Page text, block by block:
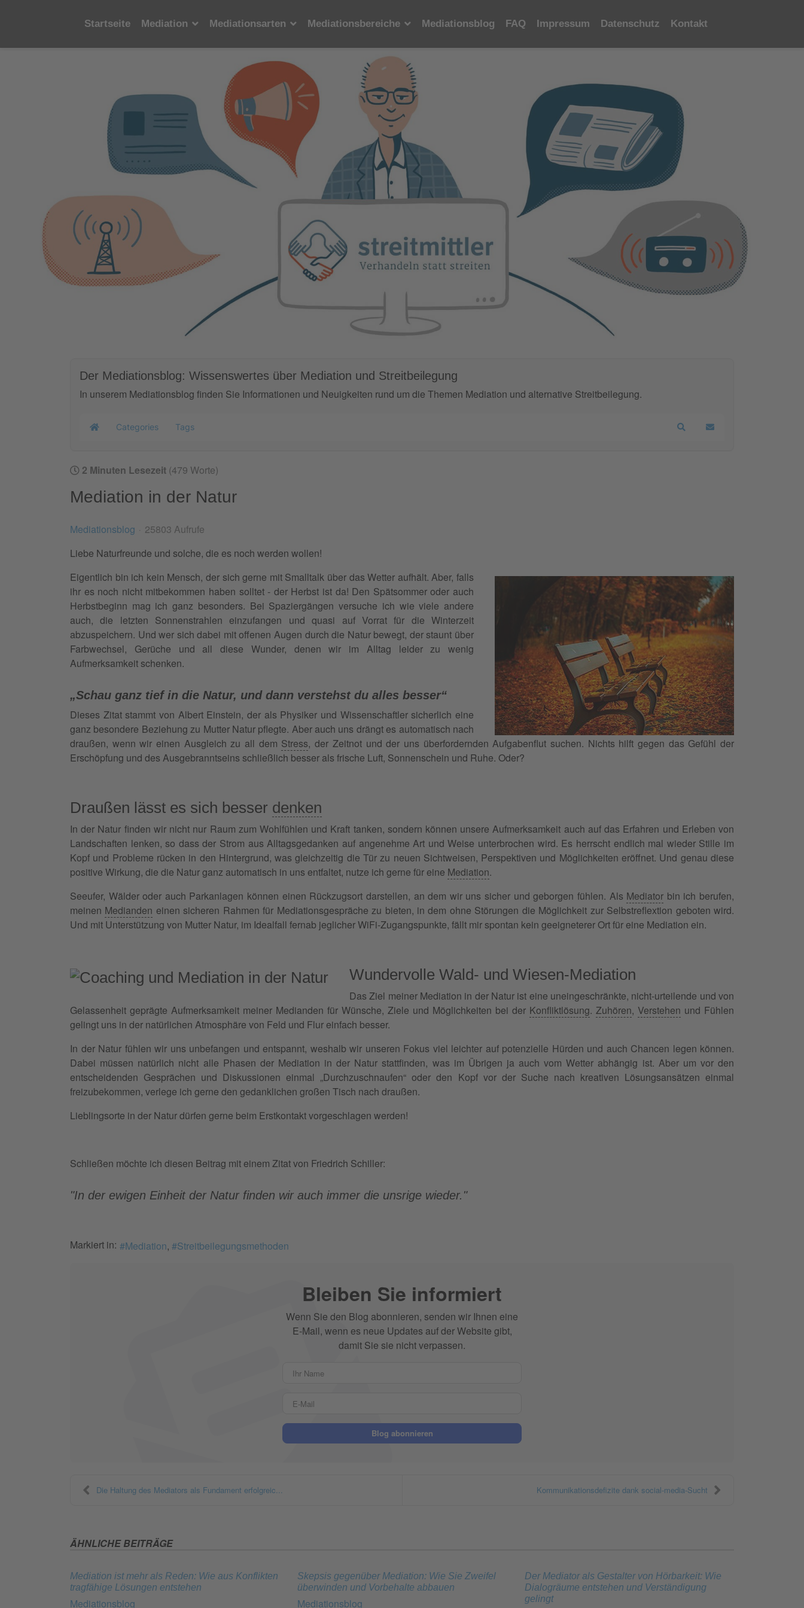
Startseite Mediation Mediationsarten Mediationsbereiche Mediationsblog FAQ Impressum Datenschutz Kontakt
Der Mediationsblog: Wissenswertes über Mediation und Streitbeilegung
In unserem Mediationsblog finden Sie Informationen und Neuigkeiten rund um die Themen Mediation und alternative Streitbeilegung.
Home Categories Tags SearchUpdates abonnieren
2 Minuten Lesezeit (479 Worte)
Mediation in der Natur
Mediationsblog
25803 Aufrufe
Liebe Naturfreunde und solche, die es noch werden wollen!
Eigentlich bin ich kein Mensch, der sich gerne mit Smalltalk über das Wetter aufhält. Aber, falls
ihr es noch nicht mitbekommen haben solltet - der Herbst ist da! Den Spätsommer oder auch
Herbstbeginn mag ich ganz besonders. Bei Spaziergängen versuche ich wie viele andere
auch, die letzten Sonnenstrahlen einzufangen und quasi auf Vorrat für die Winterzeit
abzuspeichern. Und wer sich dabei mit offenen Augen durch die Natur bewegt, der staunt über
Farbwechsel, Gerüche und all diese Wunder, denen wir im Alltag leider zu wenig
Aufmerksamkeit schenken.
„Schau ganz tief in die Natur, und dann verstehst du alles besser“
Dieses Zitat stammt von Albert Einstein, der als Physiker und Wissenschaftler sicherlich eine
ganz besondere Beziehung zu Mutter Natur pflegte. Aber auch uns drängt es automatisch nach
draußen, wenn wir einen Ausgleich zu all dem Stress, der Zeitnot und der uns überfordernden Aufgabenflut suchen. Nichts hilft gegen das Gefühl der
Erschöpfung und des Ausgebranntseins schließlich besser als frische Luft, Sonnenschein und Ruhe. Oder?
Draußen lässt es sich besser denken
In der Natur finden wir nicht nur Raum zum Wohlfühlen und Kraft tanken, sondern können unsere Aufmerksamkeit auch auf das Erfahren und Erleben von
Landschaften lenken, so dass der Strom aus Alltagsgedanken auf angenehme Art und Weise unterbrochen wird. Es herrscht endlich mal wieder Stille im
Kopf und Probleme rücken in den Hintergrund, was gleichzeitig die Tür zu neuen Sichtweisen, Perspektiven und Möglichkeiten eröffnet. Und genau diese
positive Wirkung, die die Natur ganz automatisch in uns entfaltet, nutze ich gerne für eine Mediation.
Seeufer, Wälder oder auch Parkanlagen können einen Rückzugsort darstellen, an dem wir uns sicher und geborgen fühlen. Als Mediator bin ich berufen,
meinen Medianden einen sicheren Rahmen für Mediationsgespräche zu bieten, in dem ohne Störungen die Möglichkeit zur Selbstreflextion geboten wird.
Und mit Unterstützung von Mutter Natur, im Idealfall fernab jeglicher WiFi-Zugangspunkte, fällt mir spontan kein geeigneterer Ort für eine Mediation ein.
Wundervolle Wald- und Wiesen-Mediation
Das Ziel meiner Mediation in der Natur ist eine uneingeschränkte, nicht-urteilende und von
Gelassenheit geprägte Aufmerksamkeit meiner Medianden für Wünsche, Ziele und Möglichkeiten bei der Konfliktlösung. Zuhören, Verstehen und Fühlen
gelingt uns in der natürlichen Atmosphäre von Feld und Flur einfach besser.
In der Natur fühlen wir uns unbefangen und entspannt, weshalb wir unseren Fokus viel leichter auf potenzielle Hürden und auch Chancen legen können.
Dabei müssen natürlich nicht alle Phasen der Mediation in der Natur stattfinden, was im Übrigen ja auch vom Wetter abhängig ist. Aber um vor den
entscheidenden Gesprächen und Diskussionen einmal „Durchzuschnaufen“ oder den Kopf vor der Suche nach kreativen Lösungsansätzen einmal
freizubekommen, verlege ich gerne den gedanklichen großen Tisch nach draußen.
Lieblingsorte in der Natur dürfen gerne beim Erstkontakt vorgeschlagen werden!
Schließen möchte ich diesen Beitrag mit einem Zitat von Friedrich Schiller:
"In der ewigen Einheit der Natur finden wir auch immer die unsrige wieder."
Markiert in: Mediation Streitbeilegungsmethoden
Bleiben Sie informiert
Wenn Sie den Blog abonnieren, senden wir Ihnen eine
E-Mail, wenn es neue Updates auf der Website gibt,
damit Sie sie nicht verpassen.
Blog abonnieren
Die Haltung des Mediators als Fundament erfolgreic... Kommunikationsdefizite dank social-media-Sucht
ÄHNLICHE BEITRÄGE
Mediation ist mehr als Reden: Wie aus Konflikten
tragfähige Lösungen entstehen
Mediationsblog
Skepsis gegenüber Mediation: Wie Sie Zweifel
überwinden und Vorbehalte abbauen
Mediationsblog
Der Mediator als Gestalter von Hörbarkeit: Wie
Dialogräume entstehen und Verständigung
gelingt